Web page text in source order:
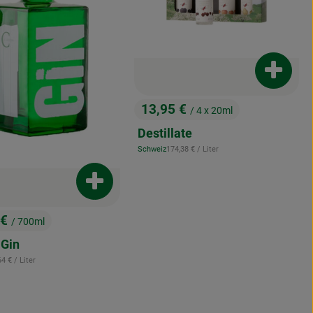
/ 700ml
€ / Liter
Produkt zum Warenkorb hinzufügen
, Preis:
13,95 € / 4 x 20ml
Destillate
, Herkunft:
Schweiz, Referenzpreis:
174,38 € / Liter